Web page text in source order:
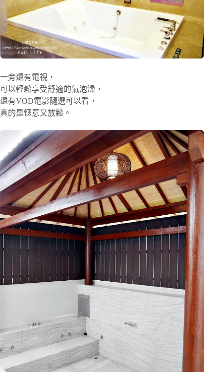
一旁還有電視，
可以輕鬆享受舒適的氣泡澡，
還有VOD電影隨選可以看，
真的是愜意又放鬆。